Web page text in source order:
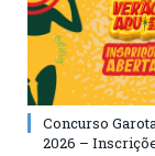
Concurso
2026 –